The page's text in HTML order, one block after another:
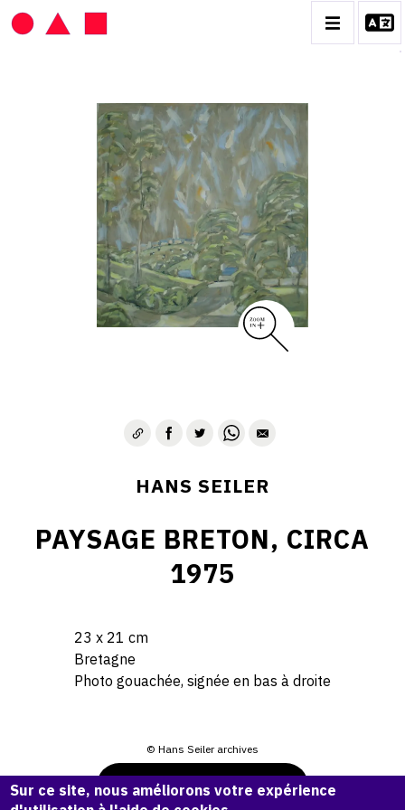
HANS SEILER
BIOGRAPHIE
CATALOGUE DES OEUVRES
VOL. 1 : LES PEINTURES
VOL. 2 : LES GOUACHES
VOL. 3 : CRAYONS DE COULEUR ET FUSAINS
HANS SEILER
PAYSAGE BRETON, CIRCA
1975
23 x 21 cm
Bretagne
Photo gouachée, signée en bas à droite
© Hans Seiler archives
Demande d'information
Sur ce site, nous améliorons votre expérience